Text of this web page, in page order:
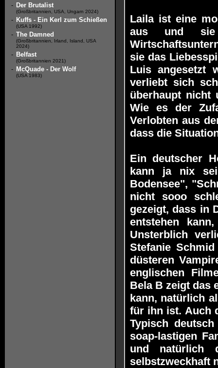
- Der Brutalist
(Großbritannien, USA, Ungarn 2024)
- Kuffs - Ein Kerl zum Schießen
(USA 1992)
- The Damned
(Großbritannien, Irland, Island, USA
2024)
- Belfast
(Großbritannien 2021)
- McQuade - Der Wolf
(USA 1983)
Laila ist eine
aus und sie
sie das
Luis angesetzt
verliebt sich
überhaupt nicht
Wie es der
Verlobten aus
dass die
Ein deutscher
kann ja nix
Bodensee",
nicht sooo
gezeigt, dass in
entstehen
Unsterblich
Stefanie
düsteren
englischen
Bela B zeigt das
kann, natürlich
für ihn ist. Auch
Typisch
soap-lastigen
und natürlich
selbstzweckhaft